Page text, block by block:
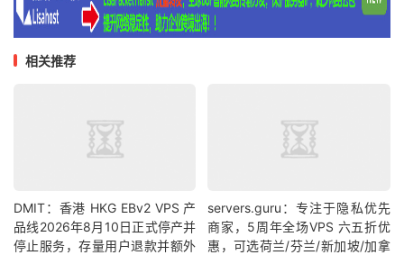
相关推荐
DMIT：香港 HKG EBv2 VPS 产
品线2026年8月10日正式停产并
停止服务，存量用户退款并额外
servers.guru：专注于隐私优先
商家，5周年全场VPS 六五折优
惠，可选荷兰/芬兰/新加坡/加拿